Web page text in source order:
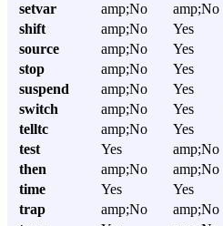
setvar
amp;No amp;No
shift
amp;No Yes
source
amp;No Yes
stop
amp;No Yes
suspend
amp;No Yes
switch
amp;No Yes
telltc
amp;No Yes
test
Yes amp;No
then
amp;No amp;No
time
Yes Yes
trap
amp;No amp;No